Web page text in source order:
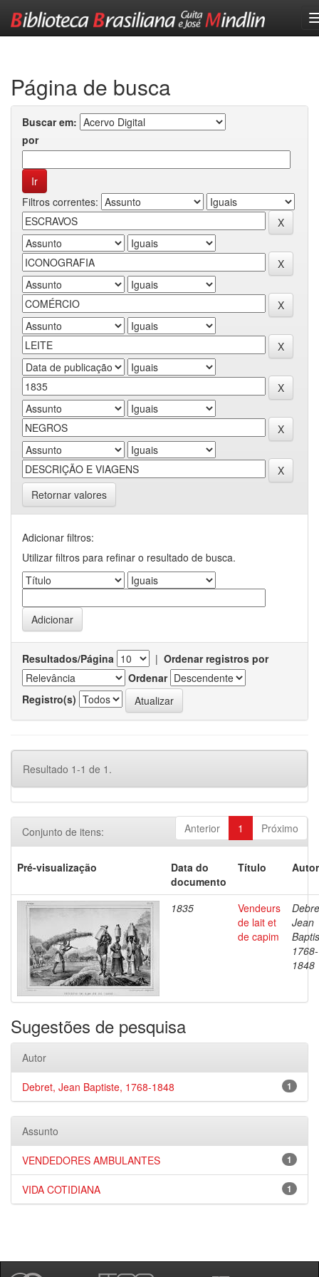
Página de busca
Buscar em:
por
Filtros correntes:
Retornar valores
Adicionar filtros:
Utilizar filtros para refinar o resultado de busca.
Resultados/Página | Ordenar registros por
Ordenar
Registro(s)
Resultado 1-1 de 1.
Anterior 1 Próximo
Conjunto de itens:
Pré-visualização
Data do
documento
Título
1835
Vendeurs
de lait et
de capim
Jean
1768-
1848
Sugestões de pesquisa
Autor
1
Debret, Jean Baptiste, 1768-1848
Assunto
1
VENDEDORES AMBULANTES
1
VIDA COTIDIANA